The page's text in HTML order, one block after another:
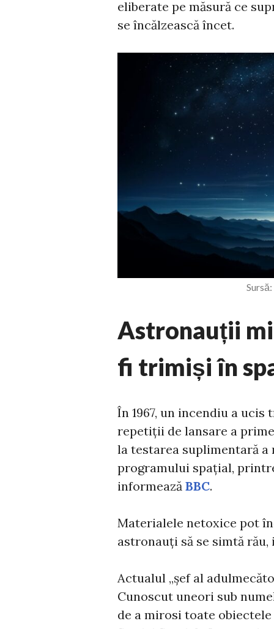
eliberate pe măsură ce
se încălzească încet.
Astronauții
fi trimiși în
În 1967, un incendiu a
repetiții de lansare a
la testarea suplimentară
programului spațial,
informează BBC.
Materialele netoxice pot
astronauți să se simtă
Actualul „șef al
Cunoscut uneori sub
de a mirosi toate